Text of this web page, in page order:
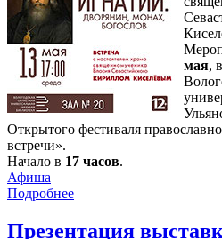
мая,
Открытого фестиваля
встречи».
Начало в 17 часов.
Афиша
Подробнее
Презентация